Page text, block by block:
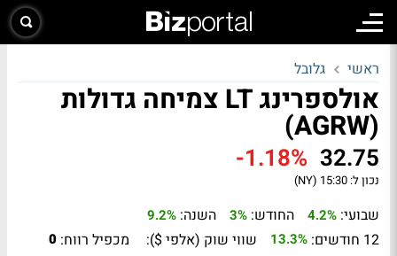
ראשי גלובל
אולספרינג LT צמיחה גדולות
(AGRW)
32.75
-1.18%
נכון ל: 15:30 (NY)
שבועי: 4.2% החודש: 3% השנה: 9.2%
12 חודשים: 13.3% שווי שוק (אלפי $): מכפיל רווח: 0